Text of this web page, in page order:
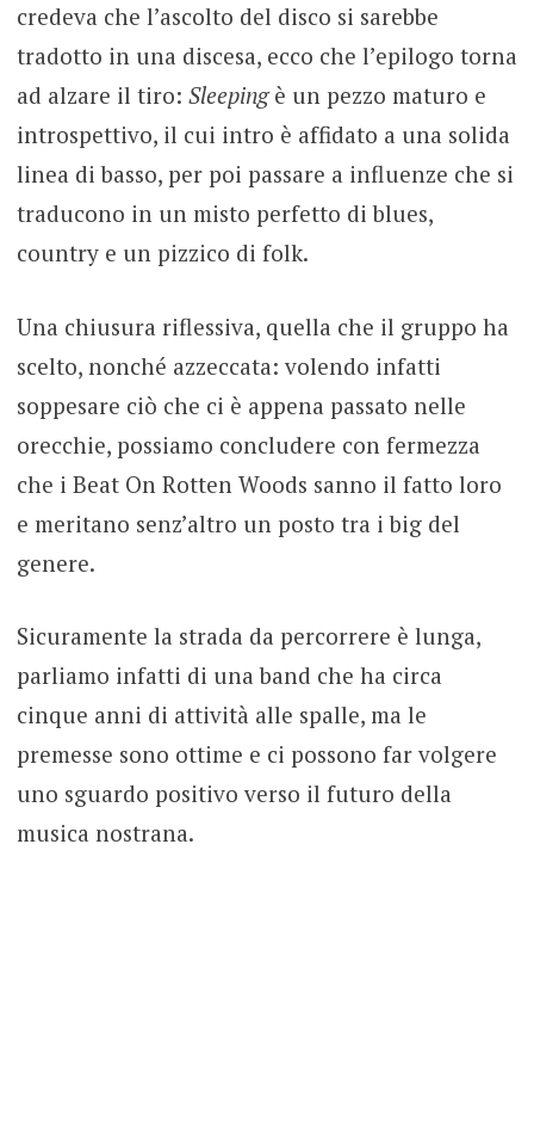
credeva che l’ascolto del disco si sarebbe
tradotto in una discesa, ecco che l’epilogo torna
ad alzare il tiro: Sleepingè un pezzo maturo e
introspettivo, il cui intro è affidato a una solida
linea di basso, per poi passare a influenze che si
traducono in un misto perfetto di blues,
country e un pizzico di folk.
Una chiusura riflessiva, quella che il gruppo ha
scelto, nonché azzeccata: volendo infatti
soppesare ciò che ci è appena passato nelle
orecchie, possiamo concludere con fermezza
che i Beat On Rotten Woods sanno il fatto loro
e meritano senz’altro un posto tra i big del
genere.
Sicuramente la strada da percorrere è lunga,
parliamo infatti di una band che ha circa
cinque anni di attività alle spalle, ma le
premesse sono ottime e ci possono far volgere
uno sguardo positivo verso il futuro della
musica nostrana.